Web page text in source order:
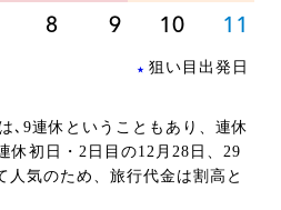
8 9 10 11
★ 狙い目出発日
､9連休ということもあり、連休
休初日・2日目の12月28日、29
人気のため、旅行代金は割高と